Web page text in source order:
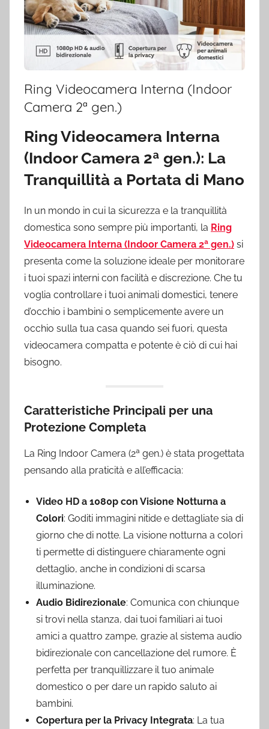
Ring Videocamera Interna (Indoor
Camera 2ª gen.)
Ring Videocamera Interna
(Indoor Camera 2ª gen.): La
Tranquillità a Portata di Mano
In un mondo in cui la sicurezza e la tranquillità
domestica sono sempre più importanti, la Ring
Videocamera Interna (Indoor Camera 2ª gen.) si
presenta come la soluzione ideale per monitorare
i tuoi spazi interni con facilità e discrezione. Che tu
voglia controllare i tuoi animali domestici, tenere
d’occhio i bambini o semplicemente avere un
occhio sulla tua casa quando sei fuori, questa
videocamera compatta e potente è ciò di cui hai
bisogno.
Caratteristiche Principali per una
Protezione Completa
La Ring Indoor Camera (2ª gen.) è stata progettata
pensando alla praticità e all’efficacia:
Video HD a 1080p con Visione Notturna a
Colori: Goditi immagini nitide e dettagliate sia di
giorno che di notte. La visione notturna a colori
ti permette di distinguere chiaramente ogni
dettaglio, anche in condizioni di scarsa
illuminazione.
Audio Bidirezionale: Comunica con chiunque
si trovi nella stanza, dai tuoi familiari ai tuoi
amici a quattro zampe, grazie al sistema audio
bidirezionale con cancellazione del rumore. È
perfetta per tranquillizzare il tuo animale
domestico o per dare un rapido saluto ai
bambini.
Copertura per la Privacy Integrata: La tua